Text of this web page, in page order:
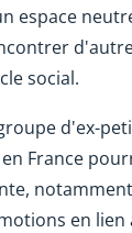
espace
social.
d'ex-
France
en